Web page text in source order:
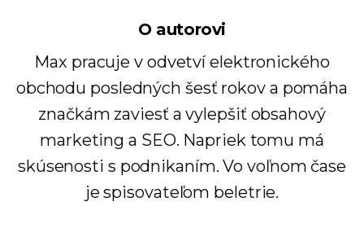
O autorovi
Max pracuje v odvetví elektronického
obchodu posledných šesť rokov a pomáha
značkám zaviesť a vylepšiť obsahový
marketing a SEO. Napriek tomu má
skúsenosti s podnikaním. Vo voľnom čase
je spisovateľom beletrie.